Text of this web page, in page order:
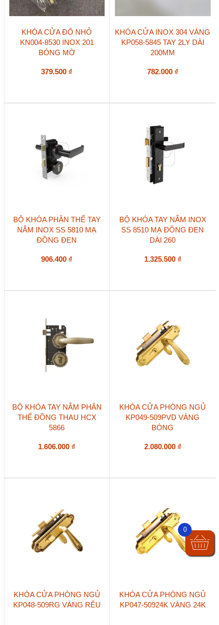
KHÓA CỬA ĐỐ NHỎ
KN004-8530 INOX 201
BÓNG MỜ
379.500 ₫
KHÓA CỬA INOX 304 VÀNG
KP058-5845 TAY 2LY DÀI
200MM
782.000 ₫
BỘ KHÓA PHÂN THỂ TAY
NẮM INOX SS 5810 MẠ
ĐỒNG ĐEN
906.400 ₫
BỘ KHÓA TAY NẮM INOX
SS 8510 MẠ ĐỒNG ĐEN
DÀI 260
1.325.500 ₫
BỘ KHÓA TAY NẮM PHÂN
THỂ ĐỒNG THAU HCX
5866
1.606.000 ₫
KHÓA CỬA PHÒNG NGỦ
KP049-509PVD VÀNG
BÓNG
2.080.000 ₫
KHÓA CỬA PHÒNG NGỦ
KP048-509RG VÀNG RÊU
KHÓA CỬA PHÒNG NGỦ
KP047-50924K VÀNG 24K
0